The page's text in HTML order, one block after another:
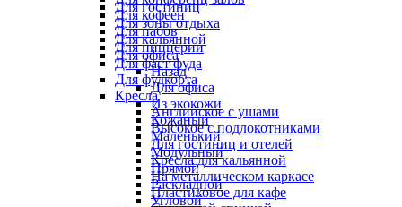
Для кофеен
Для пабов
Для пиццерии
Для фаст фуда
Для фудкорта
Кресла
Английское с ушами
Высокое с подлокотниками
Для гостиниц и отелей
Кресла для кальянной
На металлическом каркасе
Пластиковое для кафе
Для гостиниц
Для зоны отдыха
Для кальянной
Для офиса
Назад
Для офиса
Из экокожи
Кожаный
Маленький
Модульный
Прямой
Раскладной
Угловой